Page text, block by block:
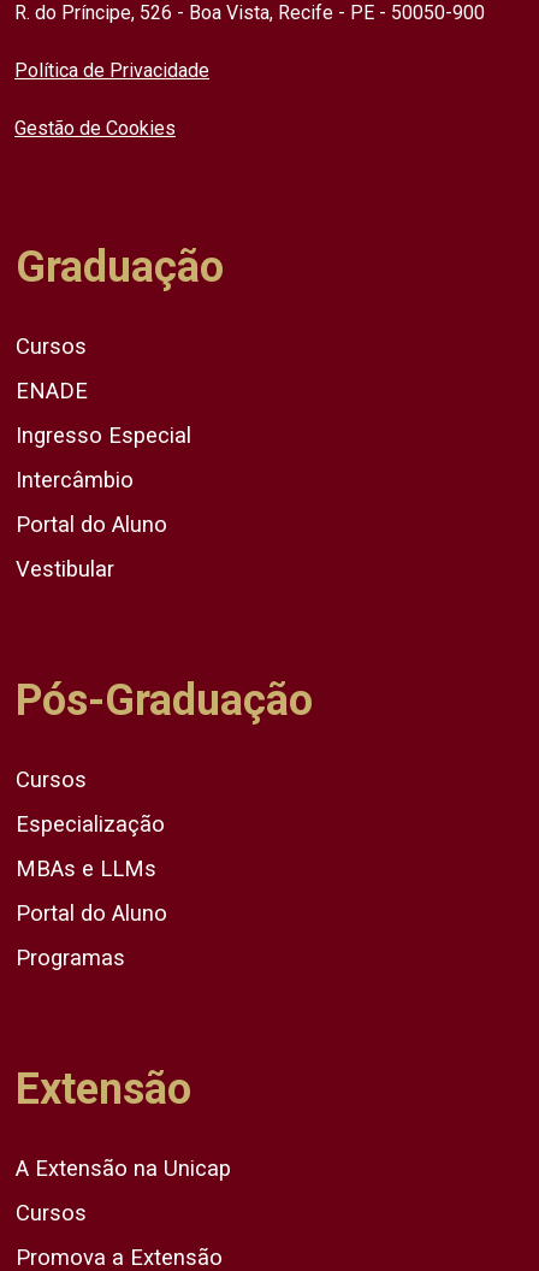
R. do Príncipe, 526 - Boa Vista, Recife - PE - 50050-900
Política de Privacidade
Gestão de Cookies
Graduação
Cursos
ENADE
Ingresso Especial
Intercâmbio
Portal do Aluno
Vestibular
Pós-Graduação
Cursos
Especialização
MBAs e LLMs
Portal do Aluno
Programas
Extensão
A Extensão na Unicap
Cursos
Promova a Extensão